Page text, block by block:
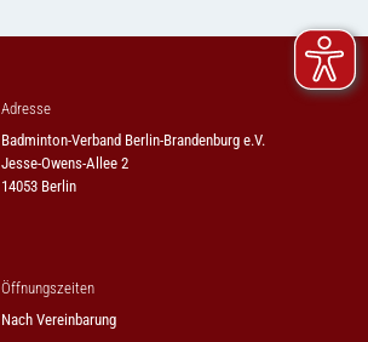
Adresse
Badminton-Verband Berlin-Brandenburg e.V.
Jesse-Owens-Allee 2
14053 Berlin
Öffnungszeiten
Nach Vereinbarung